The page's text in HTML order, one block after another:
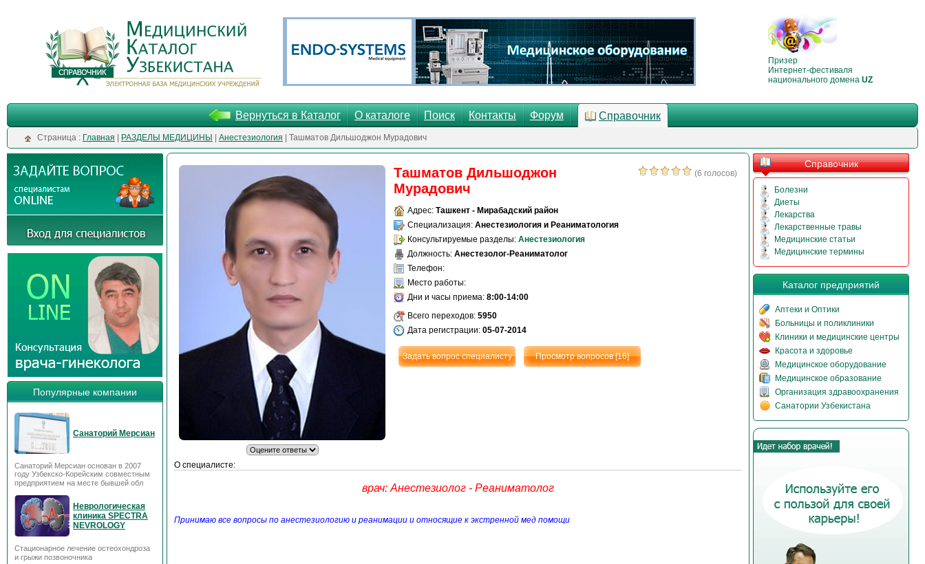
Призер
Интернет-фестиваля
национального домена UZ
Вернуться в Каталог О каталоге Поиск Контакты Форум Справочник
Cтраница : Главная РАЗДЕЛЫ МЕДИЦИНЫ Анестезиология | Ташматов Дильшоджон Мурадович
Популярные компании
Санаторий Мерсиан
Санаторий Мерсиан основан в 2007
году Узбекско-Корейским совместным
предприятием на месте бывшей обл
Неврологическая
клиника SPECTRA
NEVROLOGY
Стационарное лечение остеохондроза
и грыжи позвоночника
(6 голосов)
Ташматов Дильшоджон
Мурадович
Адрес: Ташкент - Мирабадский район
Специализация: Анестезиология и Реаниматология
Консультируемые разделы: Анестезиология
Должность: Анестезолог-Реаниматолог
Телефон:
Место работы:
Дни и часы приема: 8:00-14:00
Всего переходов: 5950
Дата регистрации: 05-07-2014
Задать вопрос специалисту Просмотр вопросов[16]
О специалисте:
врач: Анестезиолог - Реаниматолог
Принимаю все вопросы по анестезиологию и реанимации и относящие к экстренной мед помощи
Справочник
Болезни
Диеты
Лекарства
Лекарственные травы
Медицинские статьи
Медицинские термины
Каталог предприятий
Аптеки и Оптики
Больницы и поликлиники
Клиники и медицинские центры
Красота и здоровье
Медицинское оборудование
Медицинское образование
Организация здравоохранения
Санатории Узбекистана